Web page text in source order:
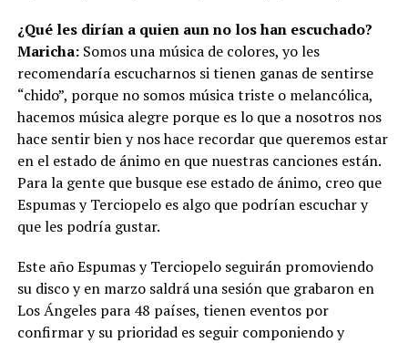
¿Qué les dirían a quien aun no los han escuchado?
Maricha:Somos una música de colores, yo les
recomendaría escucharnos si tienen ganas de sentirse
“chido”, porque no somos música triste o melancólica,
hacemos música alegre porque es lo que a nosotros nos
hace sentir bien y nos hace recordar que queremos estar
en el estado de ánimo en que nuestras canciones están.
Para la gente que busque ese estado de ánimo, creo que
Espumas y Terciopelo es algo que podrían escuchar y
que les podría gustar.
Este año Espumas y Terciopelo seguirán promoviendo
su disco y en marzo saldrá una sesión que grabaron en
Los Ángeles para 48 países, tienen eventos por
confirmar y su prioridad es seguir componiendo y